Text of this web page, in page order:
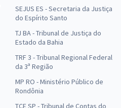
SEJUS ES - Secretaria da Justiça
do Espírito Santo
TJ BA - Tribunal de Justiça do
Estado da Bahia
TRF 3 - Tribunal Regional Federal
da 3ª Região
MP RO - Ministério Público de
Rondônia
TCE SP - Tribunal de Contas do